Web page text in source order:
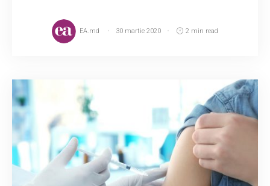
EA.md 30 martie 2020 2 min read